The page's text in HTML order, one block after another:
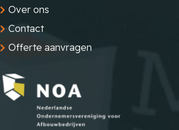
Over ons
Contact
Offerte aanvragen